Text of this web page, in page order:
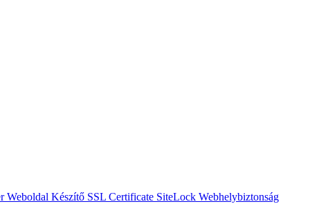
Weboldal Készítő SSL Certificate SiteLock Webhelybiztonság